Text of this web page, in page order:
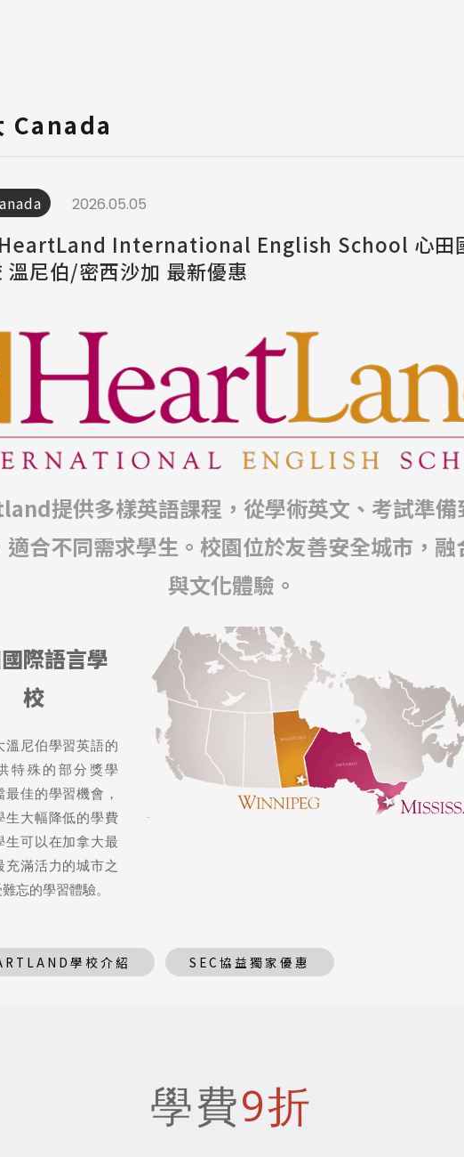
Canada
2026.05.05
International English School 心田
溫尼伯/密西沙加 最新優惠
提供多樣英語課程，從學術英文、考試準備
適合不同需求學生。校園位於友善安全城市，融
與文化體驗。
際語言學
校
溫尼伯學習英語的
特殊的部分獎學
佳的學習機會，
生大幅降低的學費
生可以在加拿大最
充滿活力的城市之
忘的學習體驗。
學校介紹 SEC協益獨家優惠
學費9折